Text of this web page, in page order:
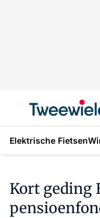
Elektrische Fietsen
Kort geding